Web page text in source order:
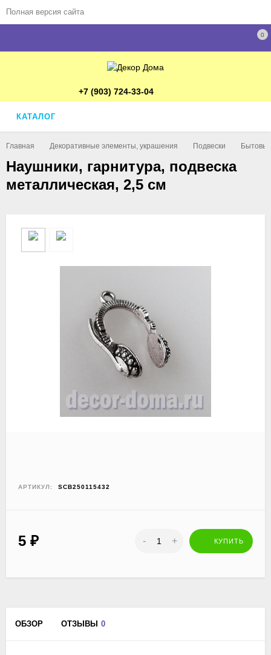
Полная версия сайта
0
+7 (903) 724-33-04
КАТАЛОГ
Главная Декоративные элементы, украшения Подвески
Наушники, гарнитура, подвеска
металлическая, 2,5 см
АРТИКУЛ: SCB250115432
5 ₽ - + КУПИТЬ
ОБЗОР ОТЗЫВЫ 0